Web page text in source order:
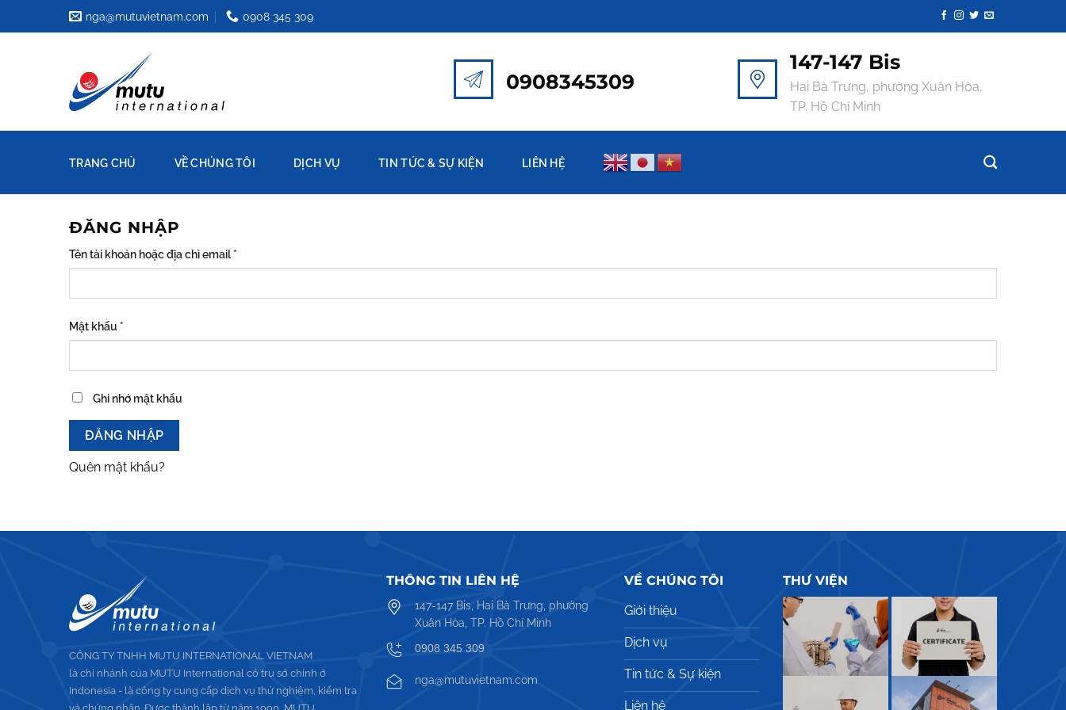
đến
nga@mutuvietnam.com 0908 345 309
0908345309
147-147 Bis
Hai Bà Trưng, phường Xuân Hòa,
TP. Hồ Chí Minh
TRANG CHỦ VỀ CHÚNG TÔI DỊCH VỤ TIN TỨC & SỰ KIỆN LIÊN HỆ
ĐĂNG NHẬP
Tên tài khoản hoặc địa chỉ email *
Mật khẩu *
Ghi nhớ mật khẩu
ĐĂNG NHẬP
Quên mật khẩu?
CÔNG TY TNHH MUTU INTERNATIONAL VIETNAM
là chi nhánh của MUTU International có trụ sở chính ở
Indonesia - là công ty cung cấp dịch vụ thử nghiệm, kiểm tra
THÔNG TIN LIÊN HỆ
147-147 Bis, Hai Bà Trưng, phường
Xuân Hòa, TP. Hồ Chí Minh
0908 345 309
nga@mutuvietnam.com
VỀ CHÚNG TÔI
Giới thiệu
Dịch vụ
Tin tức & Sự kiện
Liên hệ
THƯ VIỆN